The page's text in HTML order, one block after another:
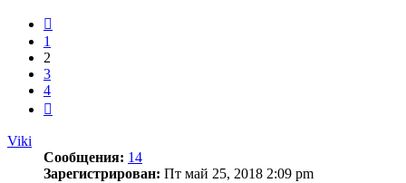
1
2
3
4
Viki
Сообщения: 14
Зарегистрирован: Пт май 25, 2018 2:09 pm